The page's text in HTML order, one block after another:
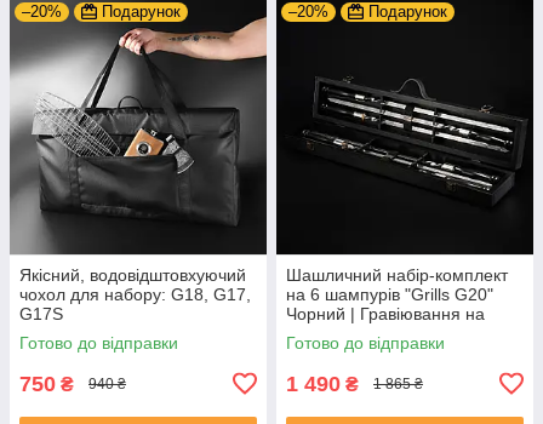
–20% Подарунок
Якісний, водовідштовхуючий
чохол для набору: G18, G17,
G17S
Готово до відправки
750 ₴ 940 ₴
–20% Подарунок
Шашличний набір-комплект
на 6 шампурів "Grills G20"
Чорний | Гравіювання на
замовлення
Готово до відправки
1 490 ₴ 1 865 ₴